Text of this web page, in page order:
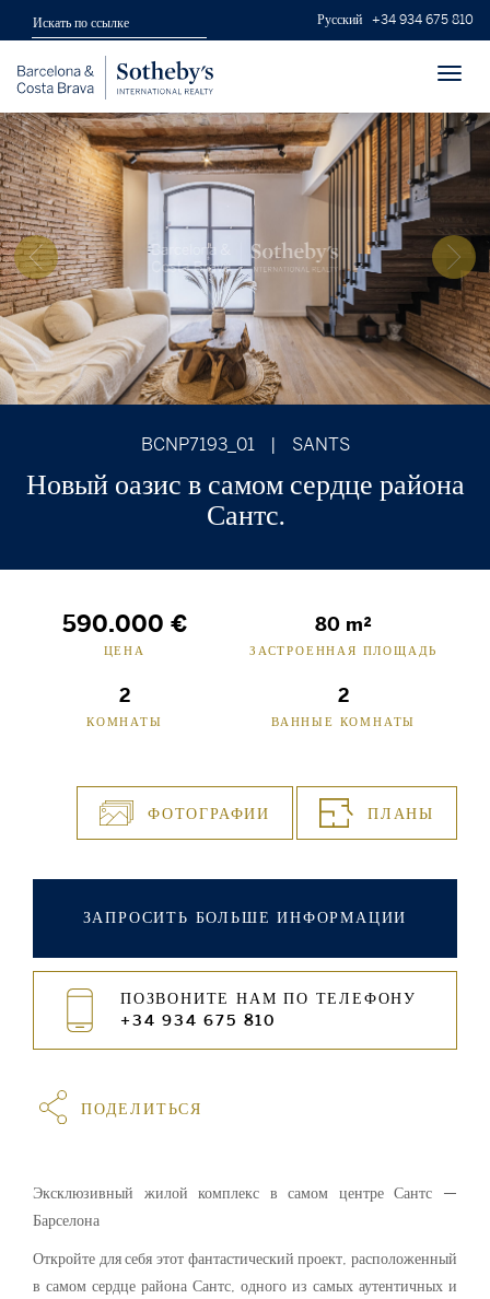
Русский +34 934 675 810
BCNP7193_01 SANTS
Новый оазис в самом сердце района
Сантс.
590.000 €
ЦЕНА
80 m²
ЗАСТРОЕННАЯ ПЛОЩАДЬ
2
КОМНАТЫ
2
ВАННЫЕ КОМНАТЫ
ФОТОГРАФИИ ПЛАНЫ
ЗАПРОСИТЬ БОЛЬШЕ ИНФОРМАЦИИ
ПОЗВОНИТЕ НАМ ПО ТЕЛЕФОНУ
+34 934 675 810
ПОДЕЛИТЬСЯ
Эксклюзивный жилой комплекс в самом центре Сантс —
Барселона
Откройте для себя этот фантастический проект, расположенный
в самом сердце района Сантс, одного из самых аутентичных и